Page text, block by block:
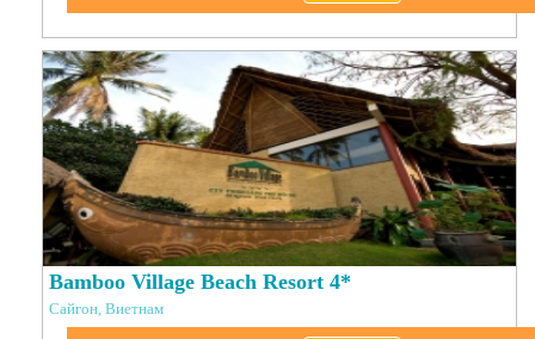
Bamboo Village Beach Resort 4*
Сайгон, Виетнам